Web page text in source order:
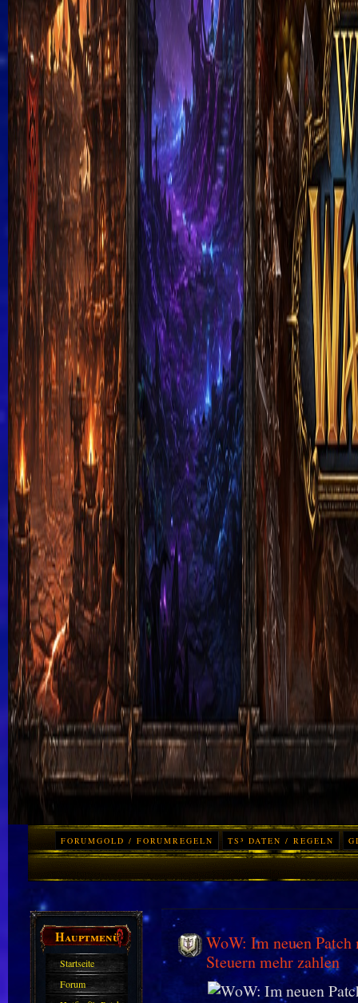
FORUMGOLD / FORUMREGELN TS³ DATEN / REGELN
Hauptmenü
Startseite
Forum
WoW: Im neuen
Steuern mehr zahlen